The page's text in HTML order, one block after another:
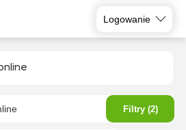
Logowanie
Filtry (2)